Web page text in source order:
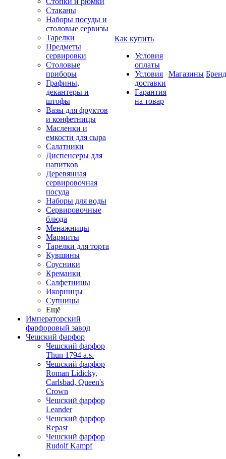
Стаканы
Наборы посуды и
столовые сервизы
Тарелки
Предметы
сервировки
Столовые
приборы
Графины,
декантеры и
штофы
Вазы для фруктов
и конфетницы
Масленки и
емкости для сыра
Салатники
Диспенсеры для
напитков
Деревянная
сервировочная
посуда
Наборы для воды
Сервировочные
блюда
Менажницы
Мармиты
Тарелки для торта
Кувшины
Соусники
Креманки
Салфетницы
Икорницы
Супницы
Ещё
Императорский
фарфоровый завод
Чешский фарфор
Чешский фарфор
Thun 1794 a.s.
Чешский фарфор
Roman Lidicky,
Carlsbad, Queen's
Crown
Чешский фарфор
Leander
Чешский фарфор
Repast
Чешский фарфор
Rudolf Kampf
Как купить
Условия
оплаты
Условия
доставки
Гарантия
на товар
Магазины